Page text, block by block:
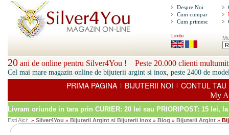
Despre Noi
Cum cumpar
Cum primesc
Limbi
20 ani de online pentru Silver4You ! Peste 20.000 clienti
Cel mai mare magazin online de bijuterii argint si inox, peste 2400 de
PRIMA PAGINA | BIJUTERII NOI | CONTUL TAU
My
Livram oriunde in tara prin CURIER: 20 lei sau PRIORIPOST: 15 lei,
Esti Aici: » Silver4You » Bijuterii Argint si Bijuterii Inox » Blog » Bijuterii Argint »